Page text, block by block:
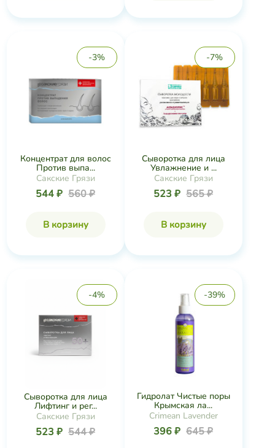
-3%
Концентрат для волос
Против выпа...
Сакские Грязи
544 ₽ 560 ₽
В корзину
-7%
Сыворотка для лица
Увлажнение и ...
Сакские Грязи
523 ₽ 565 ₽
В корзину
-4%
Сыворотка для лица
Лифтинг и рег...
Сакские Грязи
523 ₽ 544 ₽
-39%
Гидролат Чистые поры
Крымская ла...
Crimean Lavender
396 ₽ 645 ₽